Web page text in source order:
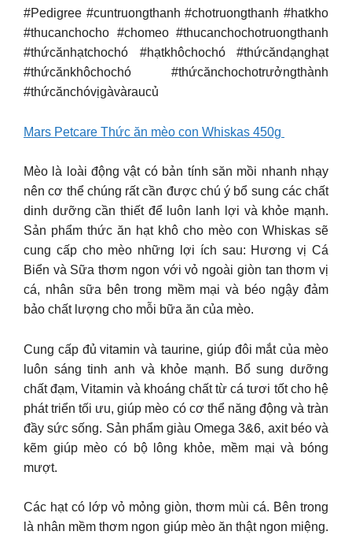
#Pedigree #cuntruongthanh #chotruongthanh #hatkho
#thucanchocho #chomeo #thucanchochotruongthanh
#thứcănhạtchochó #hạtkhôchochó #thứcăndạnghạt
#thứcănkhôchochó #thứcănchochotrưởngthành
#thứcănchóvịgàvàraucủ
Mars Petcare Thức ăn mèo con Whiskas 450g
Mèo là loài động vật có bản tính săn mồi nhanh nhạy
nên cơ thể chúng rất cần được chú ý bổ sung các chất
dinh dưỡng cần thiết để luôn lanh lợi và khỏe mạnh.
Sản phẩm thức ăn hạt khô cho mèo con Whiskas sẽ
cung cấp cho mèo những lợi ích sau: Hương vị Cá
Biển và Sữa thơm ngon với vỏ ngoài giòn tan thơm vị
cá, nhân sữa bên trong mềm mại và béo ngậy đảm
bảo chất lượng cho mỗi bữa ăn của mèo.
Cung cấp đủ vitamin và taurine, giúp đôi mắt của mèo
luôn sáng tinh anh và khỏe mạnh. Bổ sung dưỡng
chất đạm, Vitamin và khoáng chất từ cá tươi tốt cho hệ
phát triển tối ưu, giúp mèo có cơ thể năng động và tràn
đầy sức sống. Sản phẩm giàu Omega 3&6, axit béo và
kẽm giúp mèo có bộ lông khỏe, mềm mại và bóng
mượt.
Các hạt có lớp vỏ mỏng giòn, thơm mùi cá. Bên trong
là nhân mềm thơm ngon giúp mèo ăn thật ngon miệng.